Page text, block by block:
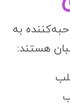
به
هستند: